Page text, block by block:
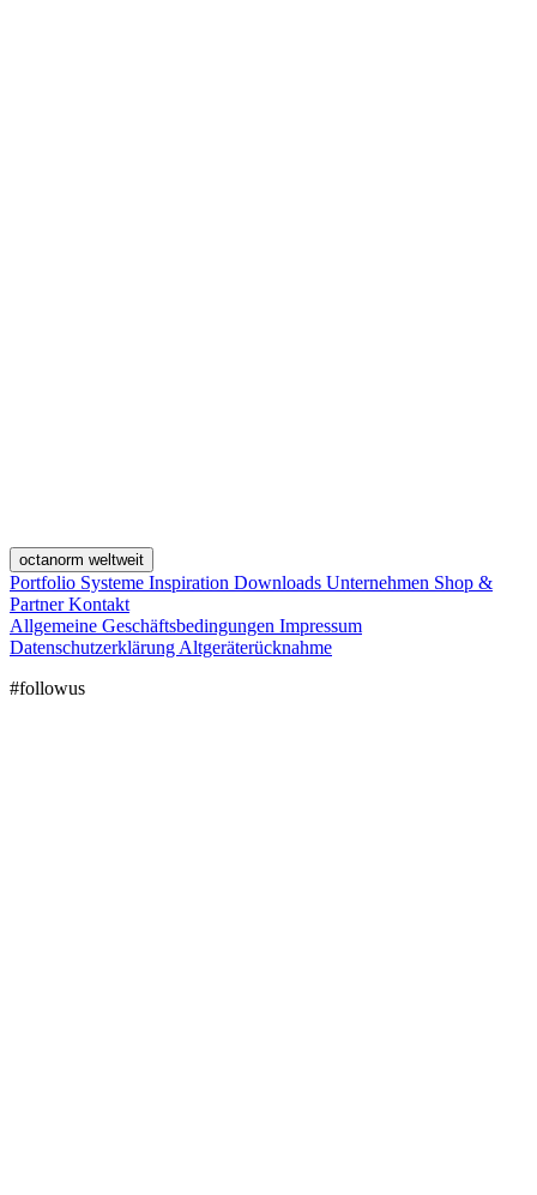
octanorm weltweit
Portfolio Systeme Inspiration Downloads Unternehmen Shop &
PartnerKontakt
Allgemeine Geschäftsbedingungen Impressum
Datenschutzerklärung Altgeräterücknahme
#followus